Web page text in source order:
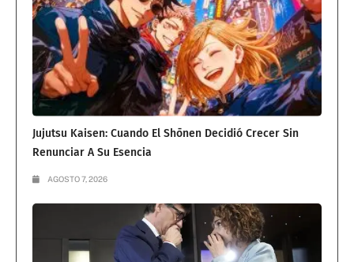
Jujutsu Kaisen: Cuando El Shōnen Decidió Crecer Sin
Renunciar A Su Esencia
AGOSTO 7, 2026